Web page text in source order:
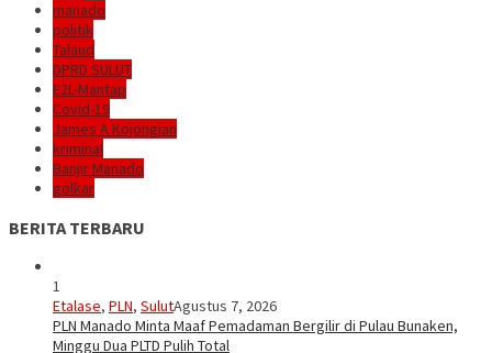
manado
politik
Talaud
DPRD SULUT
E2L-Mantap
Covid-19
James A Kojongian
kriminal
Banjir Manado
golkar
BERITA TERBARU
1
Etalase, PLN, SulutAgustus 7, 2026
PLN Manado Minta Maaf Pemadaman Bergilir di Pulau Bunaken,
Minggu Dua PLTD Pulih Total